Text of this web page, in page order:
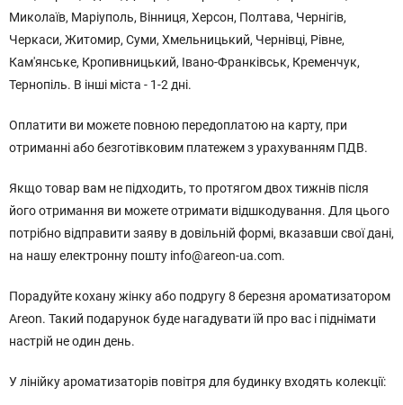
Миколаїв, Маріуполь, Вінниця, Херсон, Полтава, Чернігів,
Черкаси, Житомир, Суми, Хмельницький, Чернівці, Рівне,
Кам'янське, Кропивницький, Івано-Франківськ, Кременчук,
Тернопіль. В інші міста - 1-2 дні.
Оплатити ви можете повною передоплатою на карту, при
отриманні або безготівковим платежем з урахуванням ПДВ.
Якщо товар вам не підходить, то протягом двох тижнів після
його отримання ви можете отримати відшкодування. Для цього
потрібно відправити заяву в довільній формі, вказавши свої дані,
на нашу електронну пошту info@areon-ua.com.
Порадуйте кохану жінку або подругу 8 березня ароматизатором
Areon. Такий подарунок буде нагадувати їй про вас і піднімати
настрій не один день.
У лінійку ароматизаторів повітря для будинку входять колекції: